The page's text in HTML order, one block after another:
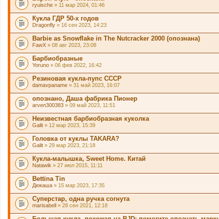
ryuische » 11 мар 2024, 01:46
Кукла ГДР 50-х годов
Dragonfly » 16 сен 2023, 14:23
Barbie as Snowflake in The Nutcracker 2000 (опознана)
FawX » 08 авг 2023, 23:08
Барбиобразные
Yoruno » 06 фев 2022, 16:42
Резиновая кукла-пупс СССР
damavpaname » 31 май 2023, 16:07
опознано, Даша фабрика Пионер
arven300383 » 09 май 2023, 11:51
Неизвестная барбиобразная куколка
Galit » 12 мар 2023, 15:39
Головка от куклы TAKARA?
Galit » 29 мар 2023, 21:18
Кукла-малышка, Sweet Home. Китай
Natawik » 27 июл 2015, 11:11
Bettina Tin
Дюкаша » 15 мар 2023, 17:35
Суперстар, одна ручка согнута
marisabell » 28 сен 2021, 12:18